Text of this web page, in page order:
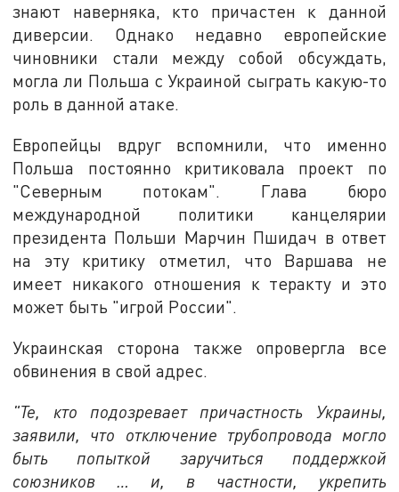
знают наверняка, кто причастен к данной
диверсии. Однако недавно европейские
чиновники стали между собой обсуждать,
могла ли Польша с Украиной сыграть какую-то
роль в данной атаке.
Европейцы вдруг вспомнили, что именно
Польша постоянно критиковала проект по
"Северным потокам". Глава бюро
международной политики канцелярии
президента Польши Марчин Пшидач в ответ
на эту критику отметил, что Варшава не
имеет никакого отношения к теракту и это
может быть "игрой России".
Украинская сторона также опровергла все
обвинения в свой адрес.
"Те, кто подозревает причастность Украины,
заявили, что отключение трубопровода могло
быть попыткой заручиться поддержкой
союзников … и, в частности, укрепить